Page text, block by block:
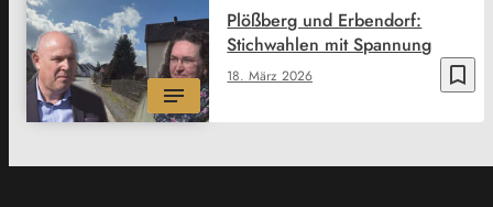
bookmark_border
18. März 2026
Plößberg und Erbendorf:
Stichwahlen mit Spannung